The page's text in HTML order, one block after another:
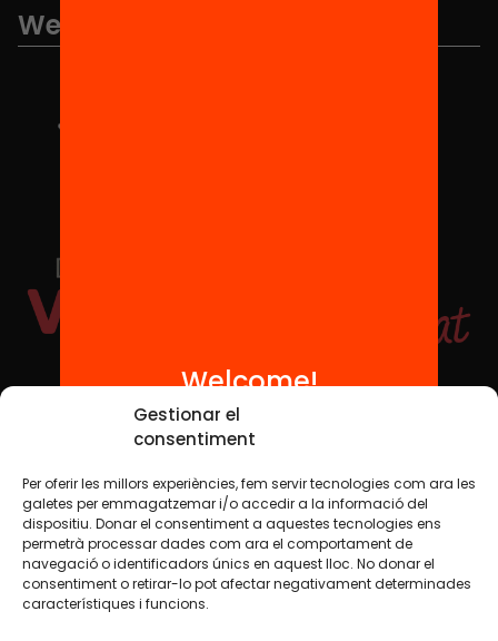
Gestionar el
consentiment
Per oferir les millors experiències, fem servir tecnologies com ara les
galetes per emmagatzemar i/o accedir a la informació del
dispositiu. Donar el consentiment a aquestes tecnologies ens
permetrà processar dades com ara el comportament de
navegació o identificadors únics en aquest lloc. No donar el
consentiment o retirar-lo pot afectar negativament determinades
característiques i funcions.
We are part of...
Social Media
TW YTB IG FB IN
Legal NoticeCookie Policy
Welcome!